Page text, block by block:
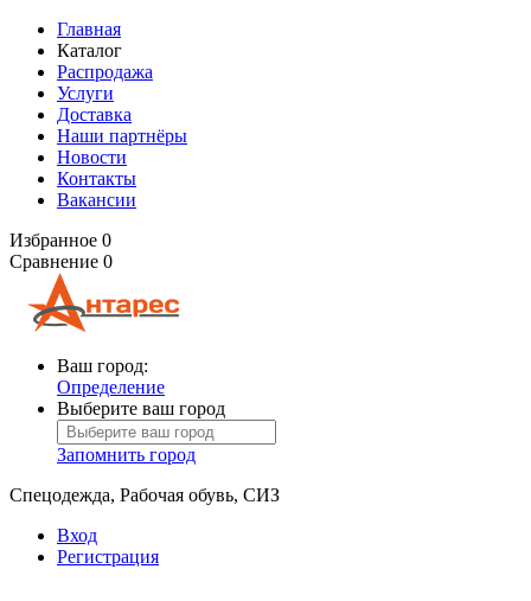
Главная
Каталог
Распродажа
Услуги
Доставка
Наши партнёры
Новости
Контакты
Вакансии
Избранное 0
Сравнение 0
Ваш город:
Определение
Выберите ваш город
Запомнить город
Спецодежда, Рабочая обувь, СИЗ
Вход
Регистрация